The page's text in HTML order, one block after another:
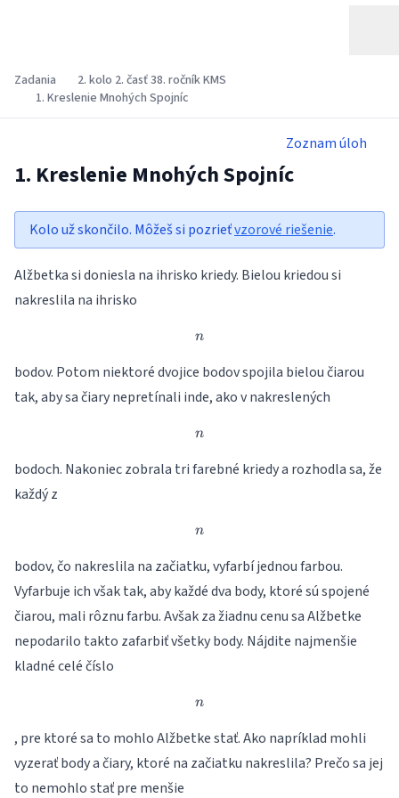
Zadania
2. kolo 2. časť 38. ročník KMS
1. Kreslenie Mnohých Spojníc
Zoznam úloh
1. Kreslenie Mnohých Spojníc
Kolo už skončilo. Môžeš si pozrieťvzorové riešenie.
Alžbetka si doniesla na ihrisko kriedy. Bielou kriedou si
nakreslila na ihrisko
n
n
bodov. Potom niektoré dvojice bodov spojila bielou čiarou
tak, aby sa čiary nepretínali inde, ako v nakreslených
n
n
bodoch. Nakoniec zobrala tri farebné kriedy a rozhodla sa, že
každý z
n
n
bodov, čo nakreslila na začiatku, vyfarbí jednou farbou.
Vyfarbuje ich však tak, aby každé dva body, ktoré sú spojené
čiarou, mali rôznu farbu. Avšak za žiadnu cenu sa Alžbetke
nepodarilo takto zafarbiť všetky body. Nájdite najmenšie
kladné celé číslo
n
n
, pre ktoré sa to mohlo Alžbetke stať. Ako napríklad mohli
vyzerať body a čiary, ktoré na začiatku nakreslila? Prečo sa jej
to nemohlo stať pre menšie